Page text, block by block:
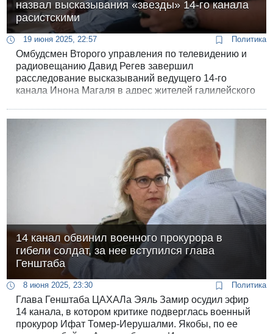
назвал высказывания «звезды» 14-го канала
расистскими
19 июня 2025, 22:57 Политика
Омбудсмен Второго управления по телевидению и
радиовещанию Давид Регев завершил
расследование высказываний ведущего 14-го
канала Инона Магаля в адрес жителей галилейского
14 канал обвинил военного прокурора в
гибели солдат, за нее вступился глава
Генштаба
8 июня 2025, 23:30 Политика
Глава Генштаба ЦАХАЛа Эяль Замир осудил эфир
14 канала, в котором критике подверглась военный
прокурор Ифат Томер-Иерушалми. Якобы, по ее